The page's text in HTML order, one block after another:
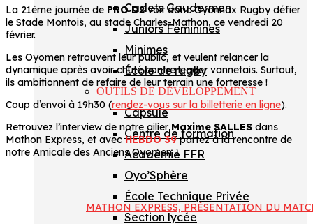
Cadets Gaudermen
Juniors Féminines
Minimes
École de rugby
OUTILS DE DÉVELOPPEMENT
Capsule
Centre de formation
Académie FFR
Oyo’Sphère
École Technique Privée
Section lycée
La 21ème journée de PRO D2voit donc Oyonnax Rugby défier
le Stade Montois, au stade Charles-Mathon, ce vendredi 20
février.
Les Oyomen retrouvent leur public, et veulent relancer la
dynamique après avoir chuté contre leader vannetais. Surtout,
ils ambitionnent de refaire de leur terrain une forteresse !
Coup d’envoi à 19h30 (rendez-vous sur la billetterie en ligne).
Retrouvez l’interview de notre ailierMaxime SALLES dans
Mathon Express, et avecHEBDO 39partez à la rencontre de
notre Amicale des Anciens Oyomen ⤵️
MATHON EXPRESS, PRÉSENTATION DU